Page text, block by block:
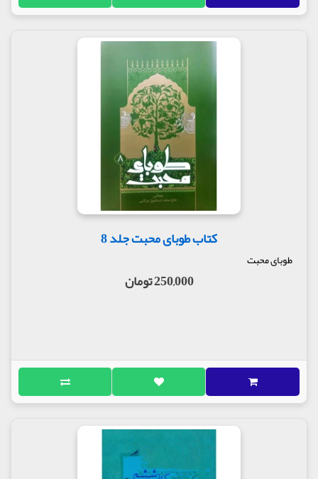
کتاب طوبای محبت جلد 8
طوبای محبت
250,000 تومان